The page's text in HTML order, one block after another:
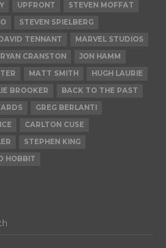
UPFRONT
STEVEN MOFFAT
STEVEN SPIELBERG
DAVID TENNANT
MARVEL STUDIOS
CRANSTON
JON HAMM
MATT SMITH
HUGH LAURIE
BROOKER
BACK TO THE PAST
GREG BERLANTI
CARLTON CUSE
STEPHEN KING
HOBBIT